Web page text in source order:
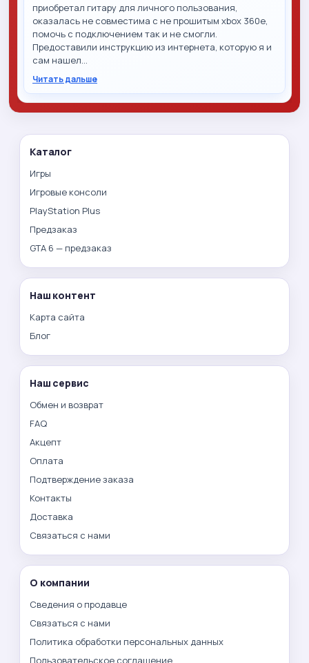
приобретал гитару для личного пользования,
оказалась не совместима с не прошитым xbox 360e,
помочь с подключением так и не смогли.
Предоставили инструкцию из интернета, которую я и
сам нашел…
Читать дальше
Каталог
Игры
Игровые консоли
PlayStation Plus
Предзаказ
GTA 6 — предзаказ
Наш контент
Карта сайта
Блог
Наш сервис
Обмен и возврат
FAQ
Акцепт
Оплата
Подтверждение заказа
Контакты
Доставка
Связаться с нами
О компании
Сведения о продавце
Связаться с нами
Политика обработки персональных данных
Пользовательское соглашение